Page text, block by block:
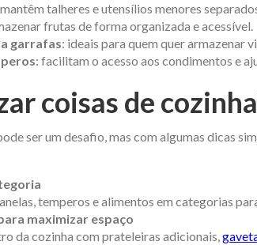
talheres e utensílios menores
frutas de forma organizada e acessível.
garrafas: ideais para quem quer armazenar
: facilitam o acesso aos condimentos e
coisas de
ser um desafio, mas com algumas dicas
temperos e alimentos em categorias
maximizar espaço
da cozinha com prateleiras adicionais,